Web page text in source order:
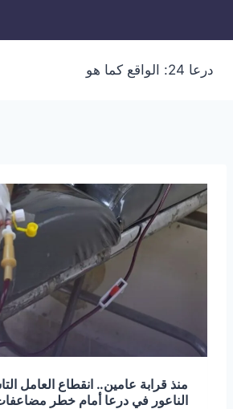
درعا 24: الواقع كما هو
منذ قرابة عامين.. انقطاع العامل
الناعور في درعا أمام خطر